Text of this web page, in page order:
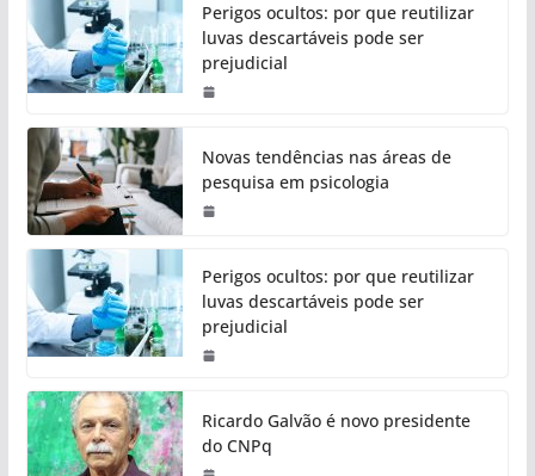
Perigos ocultos: por que reutilizar
luvas descartáveis pode ser
prejudicial
Novas tendências nas áreas de
pesquisa em psicologia
Perigos ocultos: por que reutilizar
luvas descartáveis pode ser
prejudicial
Ricardo Galvão é novo presidente
do CNPq